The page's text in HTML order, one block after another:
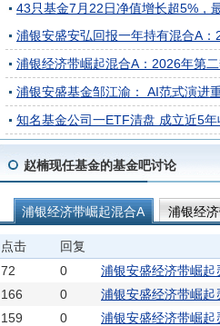
43只基金7月22日净值增长超5%，
浦银安盛安弘回报一年持有混合A
浦银经济带崛起混合A：2026年第
浦银安盛基金邹江渝： AI范式演进
知名基金公司一ETF清盘 成立近5
赵楠现任基金的基金吧讨论
浦银经济带崛起混合A 浦银经
点击 回复
72 0 浦银安盛经济带崛
166 0 浦银安盛经济带崛
159 0 浦银安盛经济带崛